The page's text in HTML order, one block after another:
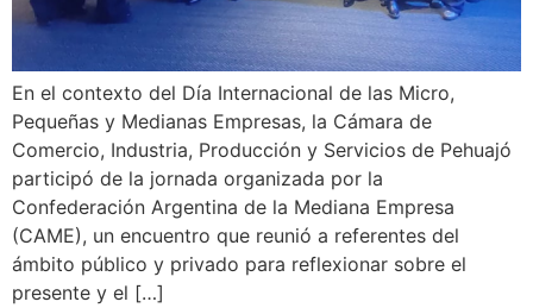
En el contexto del Día Internacional de las Micro,
Pequeñas y Medianas Empresas, la Cámara de
Comercio, Industria, Producción y Servicios de Pehuajó
participó de la jornada organizada por la
Confederación Argentina de la Mediana Empresa
(CAME), un encuentro que reunió a referentes del
ámbito público y privado para reflexionar sobre el
presente y el […]